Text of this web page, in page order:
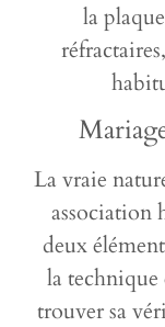
la
La vraie
association
deux
la technique
trouver sa